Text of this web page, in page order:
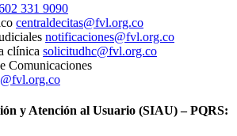
331 9090
centraldecitas@fvl.org.co
notificaciones@fvl.org.co
clínica solicitudhc@fvl.org.co
Comunicaciones
y Atención al Usuario (SIAU) – PQRS: